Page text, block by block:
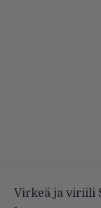
Virkeä ja viriili